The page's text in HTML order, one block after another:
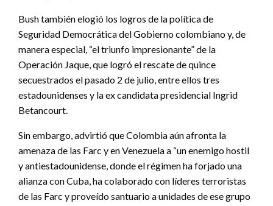
Bush también elogió los logros de la política de
Seguridad Democrática del Gobierno colombiano y, de
manera especial, “el triunfo impresionante” de la
Operación Jaque, que logró el rescate de quince
secuestrados el pasado 2 de julio, entre ellos tres
estadounidenses y la ex candidata presidencial Ingrid
Betancourt.
Sin embargo, advirtió que Colombia aún afronta la
amenaza de las Farc y en Venezuela a “un enemigo hostil
y antiestadounidense, donde el régimen ha forjado una
alianza con Cuba, ha colaborado con líderes terroristas
de las Farc y proveído santuario a unidades de ese grupo